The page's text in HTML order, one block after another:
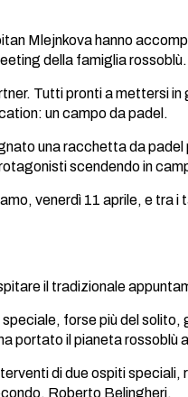
Mlejnkova hanno
della famiglia rossoblù.
Tutti pronti a mettersi
un campo da padel.
una racchetta da
scendendo in
venerdì 11 aprile, e
il tradizionale
forse più del
portato il pianeta rossoblù
di due ospiti
Roberto Belingheri.